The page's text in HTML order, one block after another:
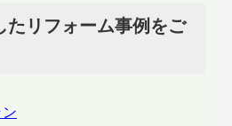
たリフォーム事例をご